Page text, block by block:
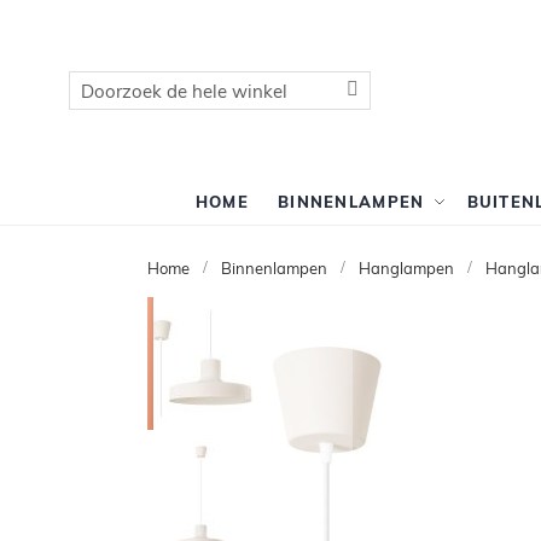
Zoek
HOME BINNENLAMPEN
Home Binnenlampen Hanglampen
naar
van
de
afbeeldingen-